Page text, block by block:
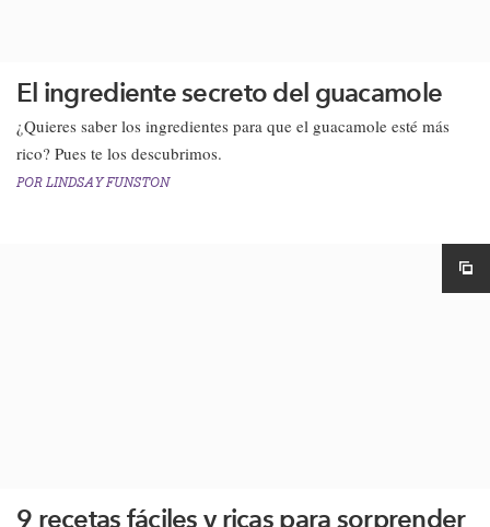
El ingrediente secreto del guacamole
​¿Quieres saber los ingredientes para que el guacamole esté más
rico? Pues te los descubrimos.​
POR LINDSAY FUNSTON
9 recetas fáciles y ricas para sorprender